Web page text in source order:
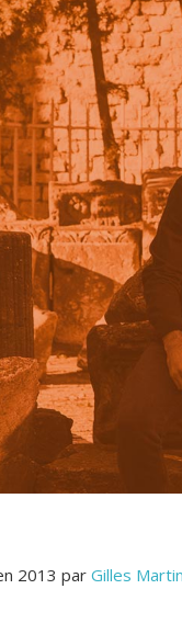
2013 par Gilles